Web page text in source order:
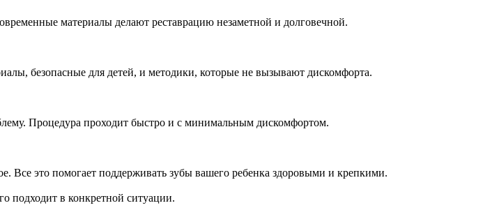
материалы делают реставрацию незаметной и долговечной.
безопасные для детей, и методики, которые не вызывают дискомфорта.
Процедура проходит быстро и с минимальным дискомфортом.
Все это помогает поддерживать зубы вашего ребенка здоровыми и крепкими.
подходит в конкретной ситуации.